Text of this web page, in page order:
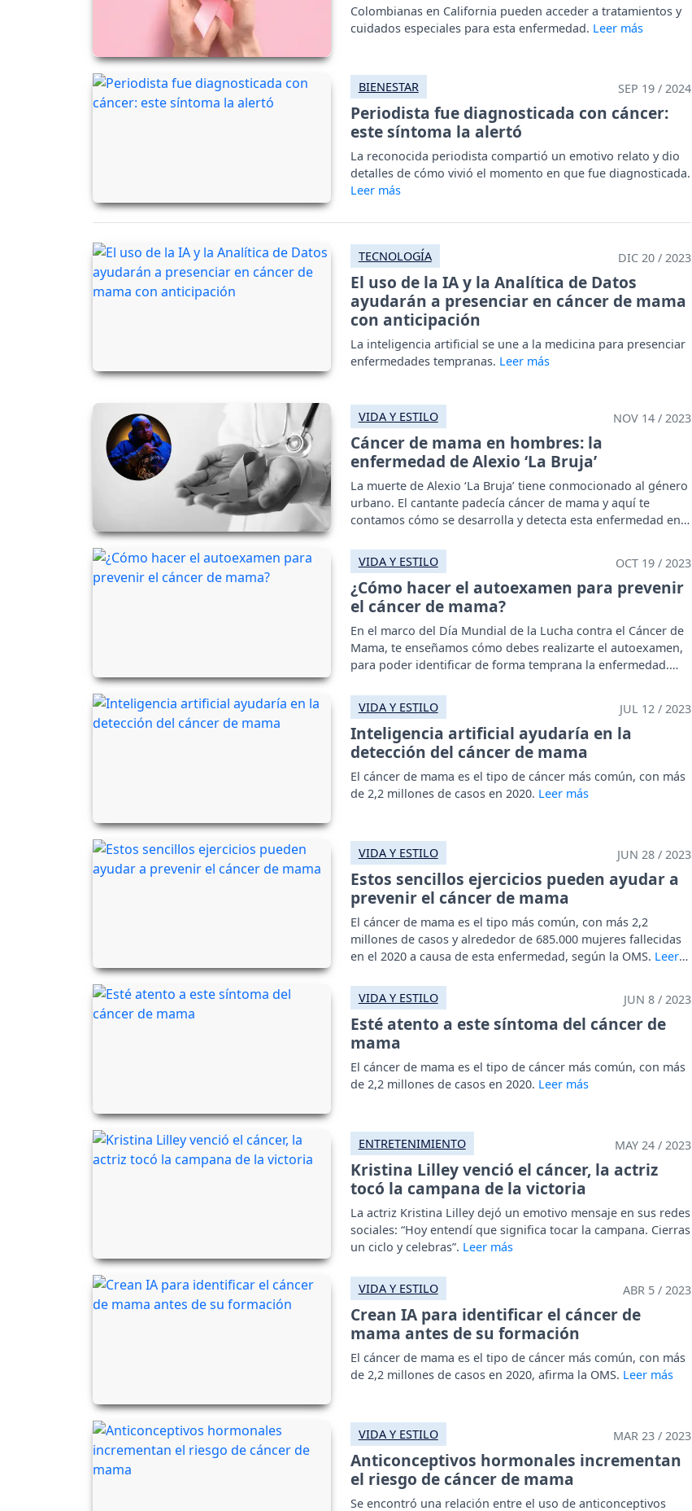
Colombianas en California pueden acceder a tratamientos y
cuidados especiales para esta enfermedad.
BIENESTAR SEP 19 / 2024
Periodista fue diagnosticada con cáncer:
este síntoma la alertó
La reconocida periodista compartió un emotivo relato y dio
detalles de cómo vivió el momento en que fue diagnosticada.
TECNOLOGÍA DIC 20 / 2023
El uso de la IA y la Analítica de Datos
ayudarán a presenciar en cáncer de mama
con anticipación
La inteligencia artificial se une a la medicina para presenciar
enfermedades tempranas.
VIDA Y ESTILO NOV 14 / 2023
Cáncer de mama en hombres: la
enfermedad de Alexio ‘La Bruja’
La muerte de Alexio ‘La Bruja’ tiene conmocionado al género
urbano. El cantante padecía cáncer de mama y aquí te
contamos cómo se desarrolla y detecta esta enfermedad en
VIDA Y ESTILO
OCT 19 / 2023
¿Cómo hacer el autoexamen para prevenir
el cáncer de mama?
En el marco del Día Mundial de la Lucha contra el Cáncer de
Mama, te enseñamos cómo debes realizarte el autoexamen,
para poder identificar de forma temprana la enfermedad.
VIDA Y ESTILO JUL 12 / 2023
Inteligencia artificial ayudaría en la
detección del cáncer de mama
El cáncer de mama es el tipo de cáncer más común, con más
de 2,2 millones de casos en 2020.
VIDA Y ESTILO JUN 28 / 2023
Estos sencillos ejercicios pueden ayudar a
prevenir el cáncer de mama
El cáncer de mama es el tipo más común, con más 2,2
millones de casos y alrededor de 685.000 mujeres fallecidas
en el 2020 a causa de esta enfermedad, según la OMS.
VIDA Y ESTILO JUN 8 / 2023
Esté atento a este síntoma del cáncer de
mama
El cáncer de mama es el tipo de cáncer más común, con más
de 2,2 millones de casos en 2020.
ENTRETENIMIENTO MAY 24 / 2023
Kristina Lilley venció el cáncer, la actriz
tocó la campana de la victoria
La actriz Kristina Lilley dejó un emotivo mensaje en sus redes
sociales: “Hoy entendí que significa tocar la campana. Cierras
un ciclo y celebras”.
VIDA Y ESTILO ABR 5 / 2023
Crean IA para identificar el cáncer de
mama antes de su formación
El cáncer de mama es el tipo de cáncer más común, con más
de 2,2 millones de casos en 2020, afirma la OMS.
VIDA Y ESTILO MAR 23 / 2023
Anticonceptivos hormonales incrementan
el riesgo de cáncer de mama
Se encontró una relación entre el uso de anticonceptivos